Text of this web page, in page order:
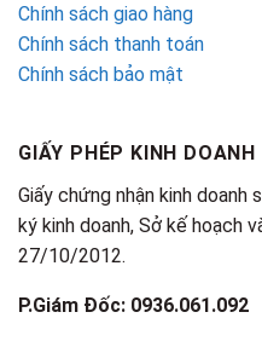
Chính sách giao hàng
Chính sách thanh toán
Chính sách bảo mật
GIẤY PHÉP KINH DOANH
Giấy chứng nhận kinh
ký kinh doanh, Sở kế hoạch
27/10/2012.
P.Giám Đốc: 0936.061.092